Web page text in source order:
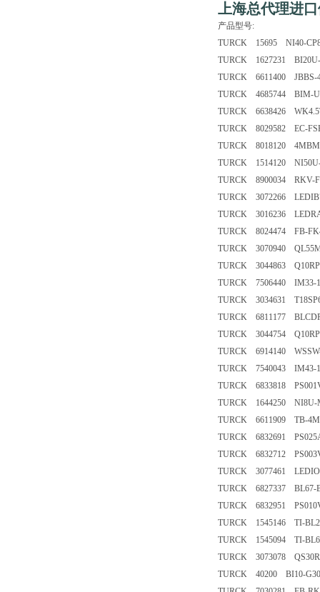
上海总代理进
产品型号:
TURCK 15695 NI40-
TURCK 1627231 BI20U-
TURCK 6611400 JBBS-
TURCK 4685744 BIM-
TURCK 6638426
TURCK 8029582 EC-
TURCK 8018120
TURCK 1514120 NI50U-
TURCK 8900034 RKV-
TURCK 3072266
TURCK 3016236
TURCK 8024474 FB-
TURCK 3070940
TURCK 3044863
TURCK 7506440 IM33-
TURCK 3034631
TURCK 6811177
TURCK 3044754
TURCK 6914140
TURCK 7540043 IM43-
TURCK 6833818
TURCK 1644250 NI8U-
TURCK 6611909 TB-
TURCK 6832691
TURCK 6832712
TURCK 3077461
TURCK 6827337 BL67-
TURCK 6832951
TURCK 1545146 TI-
TURCK 1545094 TI-
TURCK 3073078 QS30R
TURCK 40200 BI10-